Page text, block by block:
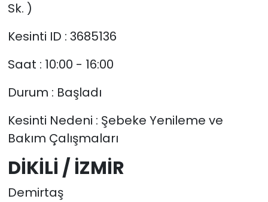
Sk. )
Kesinti ID : 3685136
Saat : 10:00 - 16:00
Durum : Başladı
Kesinti Nedeni : Şebeke Yenileme ve
Bakım Çalışmaları
DİKİLİ / İZMİR
Demirtaş